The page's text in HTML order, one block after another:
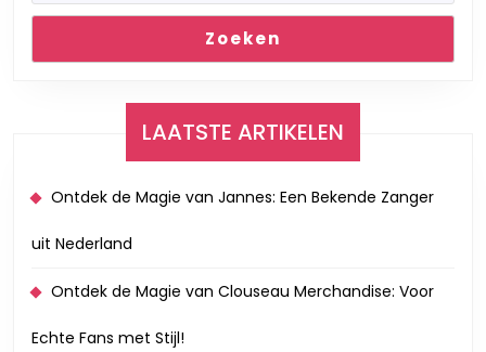
Zoeken
LAATSTE ARTIKELEN
Ontdek de Magie van Jannes: Een Bekende Zanger
uit Nederland
Ontdek de Magie van Clouseau Merchandise: Voor
Echte Fans met Stijl!